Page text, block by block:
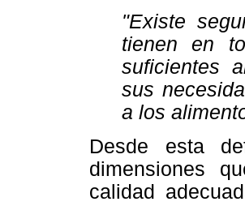
"Existe
tienen en
suficientes
sus
a los
Desde esta
dimensiones
calidad